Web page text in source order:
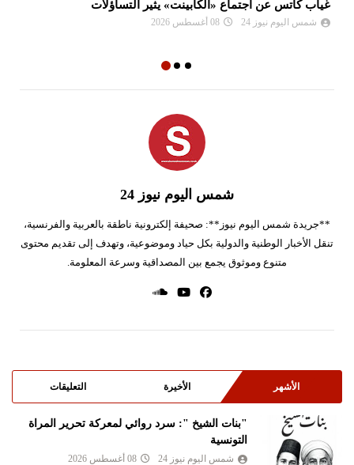
غياب كاتس عن اجتماع «الكابينت» يثير التساؤلات
شمس اليوم نيوز 24 08 أغسطس 2026
شمس اليوم نيوز 24
**جريدة شمس اليوم نيوز**: صحيفة إلكترونية ناطقة بالعربية والفرنسية،
تنقل الأخبار الوطنية والدولية بكل حياد وموضوعية، وتهدف إلى تقديم محتوى
متنوع وموثوق يجمع بين المصداقية وسرعة المعلومة.
الأشهر الأخيرة التعليقات
"بنات الشيخ ": سرد روائي لمعركة تحرير المراة
التونسية
شمس اليوم نيوز 24 08 أغسطس 2026